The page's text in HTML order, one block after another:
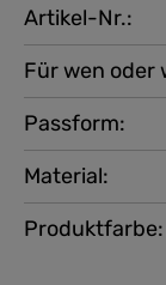
Artikel-Nr.:
Für wen oder
Produktfarbe:
Passform:
Material: